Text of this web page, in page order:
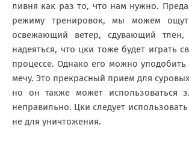
ливня как раз то, что нам нужно.
режиму тренировок, мы можем
освежающий ветер, сдувающий
надеяться, что цки тоже будет играть
процессе. Однако его можно
мечу. Это прекрасный прием для
но он также может использоваться
неправильно. Цки следует
не для уничтожения.